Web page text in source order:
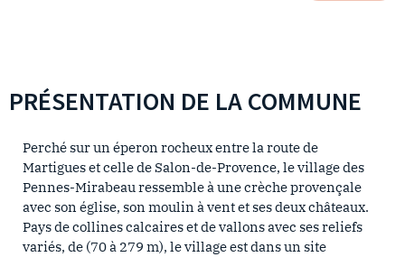
PRÉSENTATION DE LA COMMUNE
Perché sur un éperon rocheux entre la route de
Martigues et celle de Salon-de-Provence, le village des
Pennes-Mirabeau ressemble à une crèche provençale
avec son église, son moulin à vent et ses deux châteaux.
Pays de collines calcaires et de vallons avec ses reliefs
variés, de (70 à 279 m), le village est dans un site